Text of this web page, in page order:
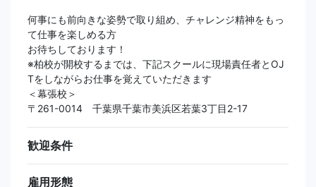
何事にも前向きな姿勢で取り組め、チャレンジ精神をもっ
て仕事を楽しめる方
お待ちしております！
※柏校が開校するまでは、下記スクールに現場責任者とOJ
Tをしながらお仕事を覚えていただきます
＜幕張校＞
〒261-0014 千葉県千葉市美浜区若葉3丁目2-17
歓迎条件
雇用形態